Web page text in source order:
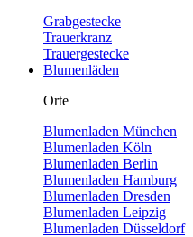
Grabgestecke
Trauerkranz
Trauergestecke
Blumenläden
Orte
Blumenladen München
Blumenladen Köln
Blumenladen Berlin
Blumenladen Hamburg
Blumenladen Dresden
Blumenladen Leipzig
Blumenladen Düsseldorf